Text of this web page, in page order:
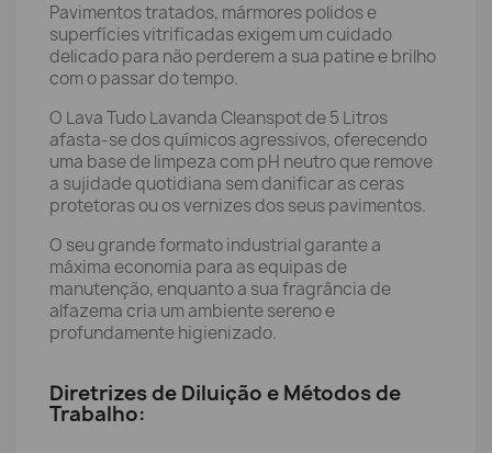
Pavimentos tratados, mármores polidos e
superfícies vitrificadas exigem um cuidado
delicado para não perderem a sua patine e brilho
com o passar do tempo.
O Lava Tudo Lavanda Cleanspot de 5 Litros
afasta-se dos químicos agressivos, oferecendo
uma base de limpeza com pH neutro que remove
a sujidade quotidiana sem danificar as ceras
protetoras ou os vernizes dos seus pavimentos.
O seu grande formato industrial garante a
máxima economia para as equipas de
manutenção, enquanto a sua fragrância de
alfazema cria um ambiente sereno e
profundamente higienizado.
Diretrizes de Diluição e Métodos de
Trabalho: